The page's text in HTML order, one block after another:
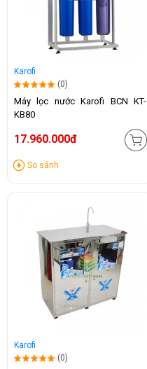
Karofi
(0)
Máy lọc nước Karofi BCN KT-
KB80
17.960.000đ
So sánh
Karofi
(0)